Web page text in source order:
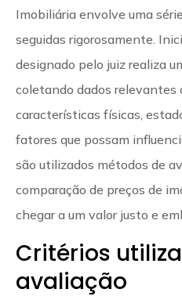
Imobiliária envolve uma
seguidas rigorosamente.
designado pelo juiz realiza
coletando dados relevantes
características físicas,
fatores que possam
são utilizados métodos de
comparação de preços de
chegar a um valor justo e
Critérios
avaliação